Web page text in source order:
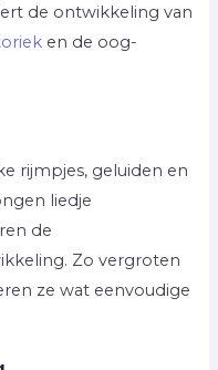
de ontwikkeling van
en de oog-
rijmpjes, geluiden en
liedje
de
Zo vergroten
ze wat eenvoudige